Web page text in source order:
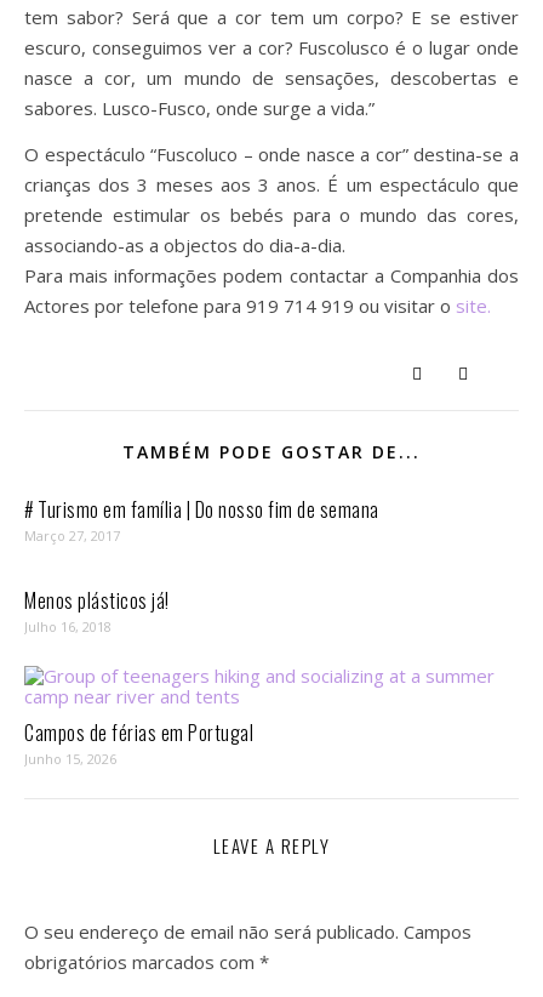
tem sabor? Será que a cor tem um corpo? E se estiver
escuro, conseguimos ver a cor? Fuscolusco é o lugar onde
nasce a cor, um mundo de sensações, descobertas e
sabores. Lusco-Fusco, onde surge a vida.”
O espectáculo “Fuscoluco – onde nasce a cor” destina-se a
crianças dos 3 meses aos 3 anos. É um espectáculo que
pretende estimular os bebés para o mundo das cores,
associando-as a objectos do dia-a-dia.
Para mais informações podem contactar a Companhia dos
Actores por telefone para 919 714 919 ou visitar o site.
TAMBÉM PODE GOSTAR DE...
# Turismo em família | Do nosso fim de semana
Março 27, 2017
Menos plásticos já!
Julho 16, 2018
Campos de férias em Portugal
Junho 15, 2026
LEAVE A REPLY
O seu endereço de email não será publicado. Campos
obrigatórios marcados com *